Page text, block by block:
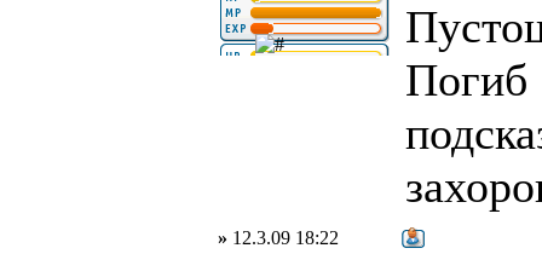
Погиб
» 12.3.09 18:22